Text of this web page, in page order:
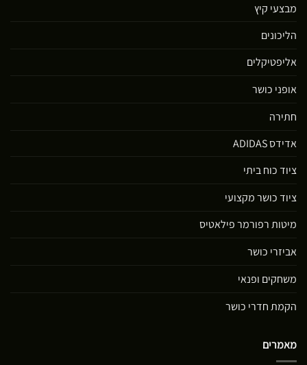
מבצעי קיץ
הליכונים
אליפטיקלים
אופני כושר
חתירה
אדידס ADIDAS
ציוד כוח ביתי
ציוד כושר מקצועי
מיטות רפורמר פילאטיס
אביזרי כושר
משחקים ופנאי
הקמת חדרי כושר
מאמרים